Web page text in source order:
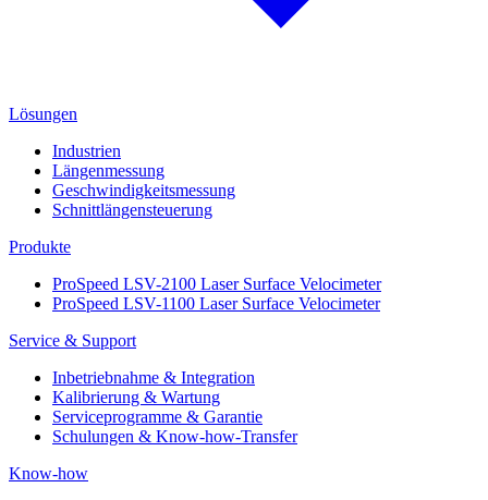
Lösungen
Industrien
Längenmessung
Geschwindigkeitsmessung
Schnittlängensteuerung
Produkte
ProSpeed LSV-2100 Laser Surface Velocimeter
ProSpeed LSV-1100 Laser Surface Velocimeter
Service & Support
Inbetriebnahme & Integration
Kalibrierung & Wartung
Serviceprogramme & Garantie
Schulungen & Know-how-Transfer
Know-how